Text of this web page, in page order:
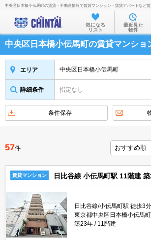
お部屋を探す
沿線・駅から
住所から
家賃相場から
物件特集から
不動産会社か
TOP
中央区日本橋小伝馬町の賃貸・不動産情報で賃貸マンション・賃貸アパートなど
気になる
リスト
最近見た
物件
中央区日本橋小伝馬町の賃貸マンショ
エリア 中央区日本橋小伝馬町
詳細条件 指定なし
条件保存
57件
賃貸マンション 日比谷線 小伝馬町駅 11階建
日比谷線/小伝馬町駅 徒歩3分
東京都中央区日本橋小伝馬町
築23年
11階建